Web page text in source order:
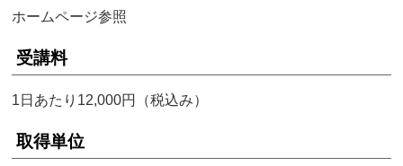
ホームページ参照
受講料
1日あたり12,000円（税込み）
取得単位